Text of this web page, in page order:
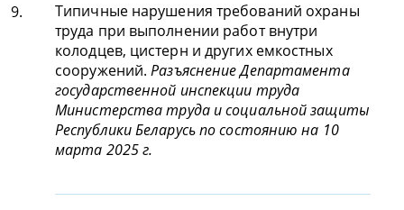
9.
Типичные нарушения требований охраны
труда при выполнении работ внутри
колодцев, цистерн и других емкостных
сооружений.Разъяснение Департамента
государственной инспекции труда
Министерства труда и социальной защиты
Республики Беларусь по состоянию на 10
марта 2025 г.